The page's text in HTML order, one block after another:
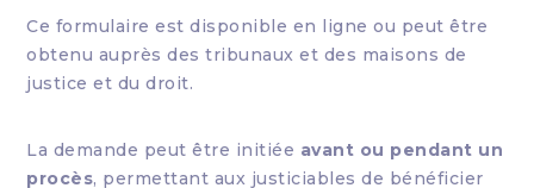
Ce formulaire est disponible en ligne ou peut être
obtenu auprès des tribunaux et des maisons de
justice et du droit.
La demande peut être initiée avant ou pendant un
procès, permettant aux justiciables de bénéficier